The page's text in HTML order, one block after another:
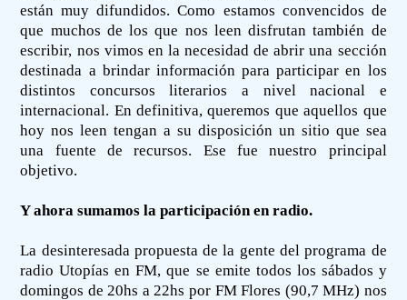
están muy difundidos. Como estamos convencidos de
que muchos de los que nos leen disfrutan también de
escribir, nos vimos en la necesidad de abrir una sección
destinada a brindar información para participar en los
distintos concursos literarios a nivel nacional e
internacional. En definitiva, queremos que aquellos que
hoy nos leen tengan a su disposición un sitio que sea
una fuente de recursos. Ese fue nuestro principal
objetivo.
Y ahora sumamos la participación en radio.
La desinteresada propuesta de la gente del programa de
radioUtopías en FM, que se emite todos los sábados y
domingos de 20hs a 22hs por FM Flores (90,7 MHz) nos